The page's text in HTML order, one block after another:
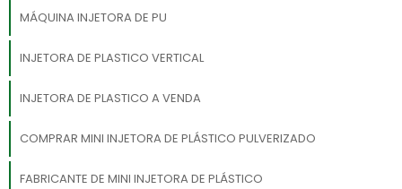
MÁQUINA INJETORA DE PU
INJETORA DE PLASTICO VERTICAL
INJETORA DE PLASTICO A VENDA
COMPRAR MINI INJETORA DE PLÁSTICO PULVERIZADO
FABRICANTE DE MINI INJETORA DE PLÁSTICO